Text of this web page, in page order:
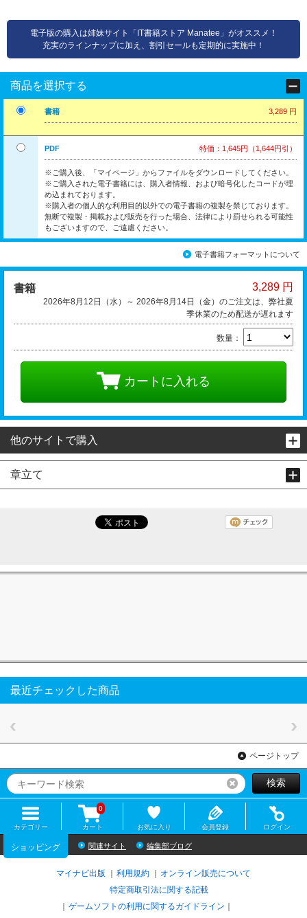
電子版の購入は姉妹サイト「IT書籍ストア Manatee」がオススメ！
充実のラインナップに加え、割引セールも定期的に実施中！
商品を選択する
書籍 3,289 円
PDF 特価：1,645円（1,644円引）
※ご購入後、「マイページ」からファイルをダウンロードしてください。
※ご購入された電子書籍には、購入者情報、および暗号化したコードが埋
め込まれております。
※購入者の個人的な利用目的以外での電子書籍の複製を禁じております。
無断で複製・掲載および販売を行った場合、法律により罰せられる可能性
もございますので、ご遠慮ください。
電子書籍フォーマットについて
書籍 3,289 円
2026年8月12日（水）～ 2026年8月14日（金）のご注文は、弊社夏
季休業のため配送が遅れます
数量：
カートに入れる
他のサイトで購入
章立て
最近チェックした商品
ページトップ
リセット検索
カテゴリー カート
0
お気に入り 会員登録 ログイン
ショッピング 関連サイト 編集部ブログ
マイナビ出版 利用規約
オンライン販売について
特定商取引法に関する記載
ゲームソフトの利用に関するガイドライン